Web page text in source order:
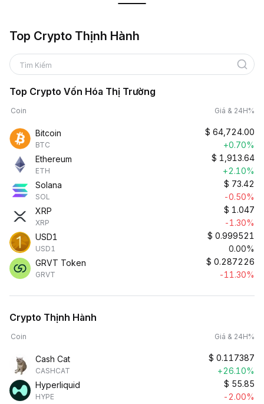
Top Crypto Thịnh Hành
Tìm Kiếm
Top Crypto Vốn Hóa Thị Trường
Coin Giá & 24H%
Bitcoin
BTC
$ 64,724.00
+0.70%
Ethereum
ETH
$ 1,913.64
+2.10%
Solana
SOL
$ 73.42
-0.50%
XRP
XRP
$ 1.047
-1.30%
USD1
USD1
$ 0.999521
0.00%
GRVT Token
GRVT
$ 0.287226
-11.30%
Crypto Thịnh Hành
Coin Giá & 24H%
Cash Cat
CASHCAT
$ 0.117387
+26.10%
Hyperliquid
HYPE
$ 55.85
-2.00%